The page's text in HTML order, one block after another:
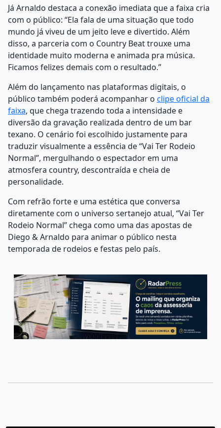
Já Arnaldo destaca a conexão imediata que a faixa cria
com o público: “Ela fala de uma situação que todo
mundo já viveu de um jeito leve e divertido. Além
disso, a parceria com o Country Beat trouxe uma
identidade muito moderna e animada pra música.
Ficamos felizes demais com o resultado.”
Além do lançamento nas plataformas digitais, o
público também poderá acompanhar o clipe oficial da
faixa, que chega trazendo toda a intensidade e
diversão da gravação realizada dentro de um bar
texano. O cenário foi escolhido justamente para
traduzir visualmente a essência de “Vai Ter Rodeio
Normal”, mergulhando o espectador em uma
atmosfera country, descontraída e cheia de
personalidade.
Com refrão forte e uma estética que conversa
diretamente com o universo sertanejo atual, “Vai Ter
Rodeio Normal” chega como uma das apostas de
Diego & Arnaldo para animar o público nesta
temporada de rodeios e festas pelo país.